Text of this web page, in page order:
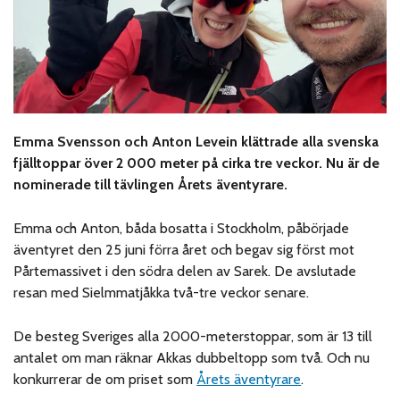
Emma Svensson och Anton Levein klättrade alla svenska
fjälltoppar över 2 000 meter på cirka tre veckor. Nu är de
nominerade till tävlingen Årets äventyrare.
Emma och Anton, båda bosatta i Stockholm, påbörjade
äventyret den 25 juni förra året och begav sig först mot
Pårtemassivet i den södra delen av Sarek. De avslutade
resan med Sielmmatjåkka två-tre veckor senare.
De besteg Sveriges alla 2000-meterstoppar, som är 13 till
antalet om man räknar Akkas dubbeltopp som två. Och nu
konkurrerar de om priset somÅrets äventyrare.